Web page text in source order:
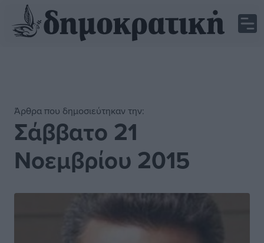
Άρθρα που δημοσιεύτηκαν την:
Σάββατο 21
Νοεμβρίου 2015